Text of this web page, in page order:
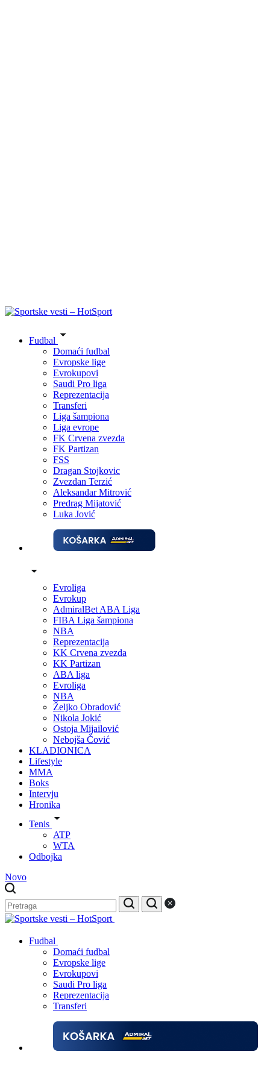
Fudbal
Domaći fudbal
Evropske lige
Evrokupovi
Saudi Pro liga
Reprezentacija
Transferi
Liga šampiona
Liga evrope
FK Crvena zvezda
FK Partizan
FSS
Dragan Stojkovic
Zvezdan Terzić
Aleksandar Mitrović
Predrag Mijatović
Luka Jović
Evroliga
Evrokup
AdmiralBet ABA Liga
FIBA Liga šampiona
NBA
Reprezentacija
KK Crvena zvezda
KK Partizan
ABA liga
Evroliga
NBA
Željko Obradović
Nikola Jokić
Ostoja Mijailović
Nebojša Čović
KLADIONICA
Lifestyle
MMA
Boks
Intervju
Hronika
Tenis
ATP
WTA
Odbojka
Novo
Fudbal
Domaći fudbal
Evropske lige
Evrokupovi
Saudi Pro liga
Reprezentacija
Transferi